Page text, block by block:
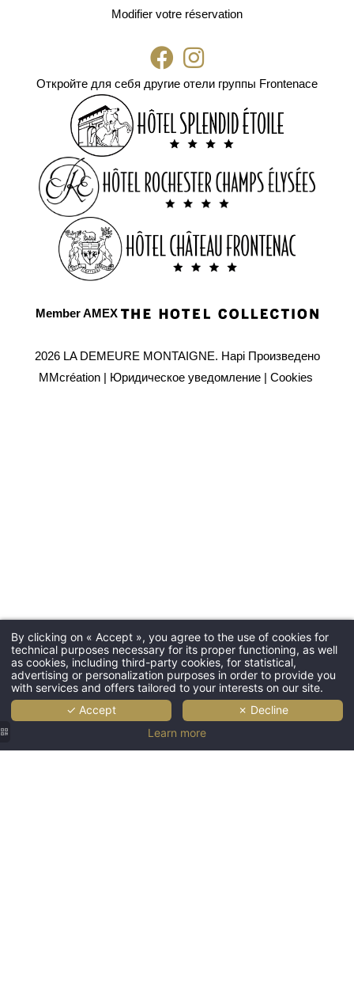
Modifier votre réservation
Откройте для себя другие отели группы Frontenace
Member AMEX
2026 LA DEMEURE MONTAIGNE. HapiПроизведено
MMcréation| Юридическое уведомление| Cookies
By clicking on « Accept », you agree to the use of cookies for
technical purposes necessary for its proper functioning, as well
as cookies, including third-party cookies, for statistical,
advertising or personalization purposes in order to provide you
with services and offers tailored to your interests on our site.
✓ Accept
✗ Decline
Learn more